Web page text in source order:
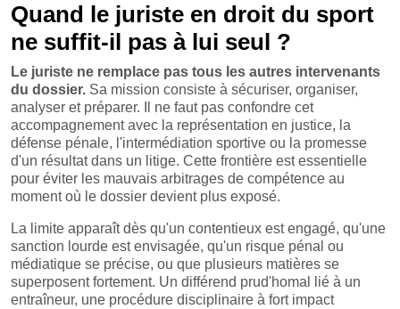
Quand le juriste en droit du sport
ne suffit-il pas à lui seul ?
Le juriste ne remplace pas tous les autres intervenants
du dossier. Sa mission consiste à sécuriser, organiser,
analyser et préparer. Il ne faut pas confondre cet
accompagnement avec la représentation en justice, la
défense pénale, l'intermédiation sportive ou la promesse
d'un résultat dans un litige. Cette frontière est essentielle
pour éviter les mauvais arbitrages de compétence au
moment où le dossier devient plus exposé.
La limite apparaît dès qu'un contentieux est engagé, qu'une
sanction lourde est envisagée, qu'un risque pénal ou
médiatique se précise, ou que plusieurs matières se
superposent fortement. Un différend prud'homal lié à un
entraîneur, une procédure disciplinaire à fort impact